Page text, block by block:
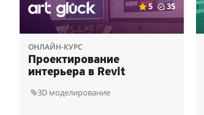
5 35
ОНЛАЙН-КУРС
Проектирование
интерьера в Revit
3D моделирование